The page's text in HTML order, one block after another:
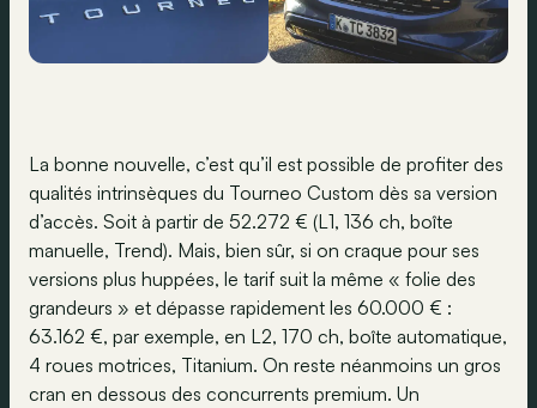
La bonne nouvelle, c’est qu’il est possible de profiter des
qualités intrinsèques du Tourneo Custom dès sa version
d’accès. Soit à partir de 52.272 € (L1, 136 ch, boîte
manuelle, Trend). Mais, bien sûr, si on craque pour ses
versions plus huppées, le tarif suit la même « folie des
grandeurs » et dépasse rapidement les 60.000 € :
63.162 €, par exemple, en L2, 170 ch, boîte automatique,
4 roues motrices, Titanium. On reste néanmoins un gros
cran en dessous des concurrents premium. Un